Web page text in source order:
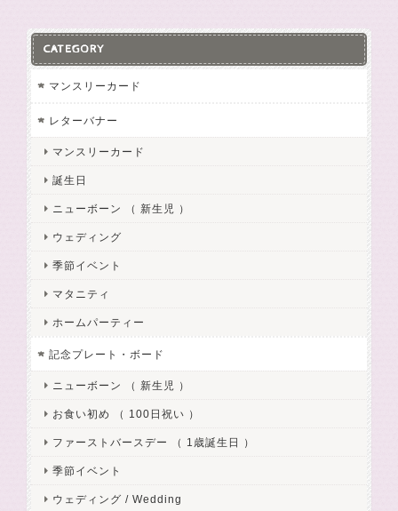
CATEGORY
マンスリーカード
レターバナー
マンスリーカード
誕生日
ニューボーン （ 新生児 ）
ウェディング
季節イベント
マタニティ
ホームパーティー
記念プレート・ボード
ニューボーン （ 新生児 ）
お食い初め （ 100日祝い ）
ファーストバースデー （ 1歳誕生日 ）
季節イベント
ウェディング / Wedding